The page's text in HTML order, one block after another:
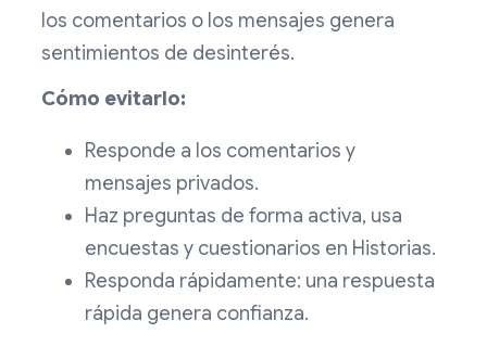
los comentarios o los mensajes genera
sentimientos de desinterés.
Cómo evitarlo:
Responde a los comentarios y
mensajes privados.
Haz preguntas de forma activa, usa
encuestas y cuestionarios en Historias.
Responda rápidamente: una respuesta
rápida genera confianza.